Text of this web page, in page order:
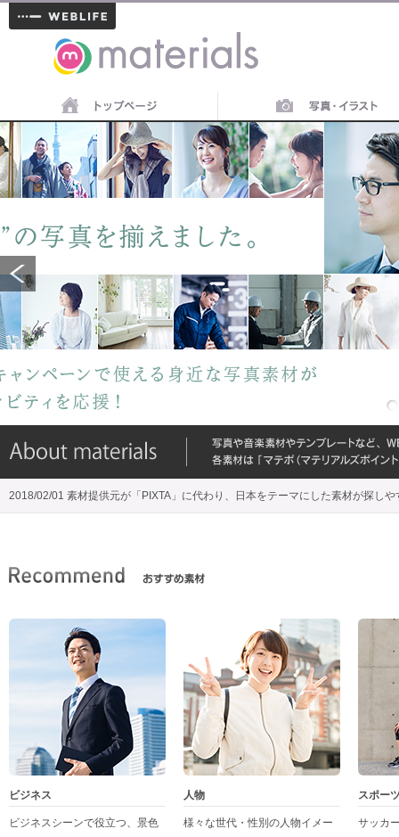
materials
2018/02/01 素材提供元が「PIXTA」に代わり、日本をテーマにした素材が探しや
ビジネス
ビジネスシーンで役立つ、景色
人物
様々な世代・性別の人物イメー
スポー
サッカ